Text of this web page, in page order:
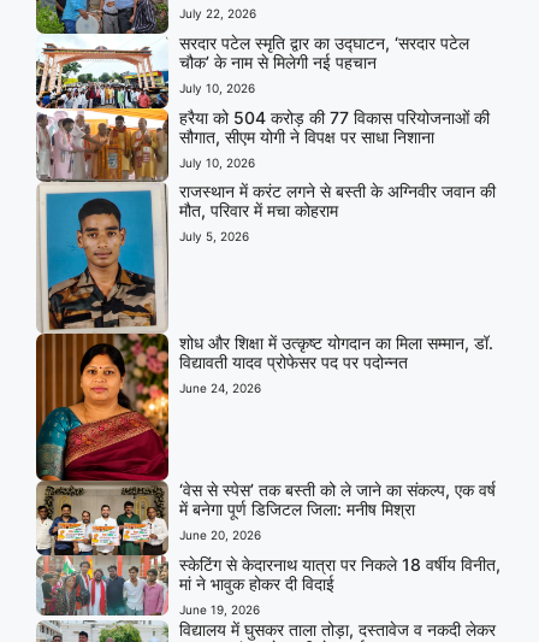
July 22, 2026
सरदार पटेल स्मृति द्वार का उद्घाटन, ‘सरदार पटेल
चौक’ के नाम से मिलेगी नई पहचान
July 10, 2026
हरैया को 504 करोड़ की 77 विकास परियोजनाओं की
सौगात, सीएम योगी ने विपक्ष पर साधा निशाना
July 10, 2026
राजस्थान में करंट लगने से बस्ती के अग्निवीर जवान की
मौत, परिवार में मचा कोहराम
July 5, 2026
शोध और शिक्षा में उत्कृष्ट योगदान का मिला सम्मान, डॉ.
विद्यावती यादव प्रोफेसर पद पर पदोन्नत
June 24, 2026
‘वेस से स्पेस’ तक बस्ती को ले जाने का संकल्प, एक वर्ष
में बनेगा पूर्ण डिजिटल जिला: मनीष मिश्रा
June 20, 2026
स्केटिंग से केदारनाथ यात्रा पर निकले 18 वर्षीय विनीत,
मां ने भावुक होकर दी विदाई
June 19, 2026
विद्यालय में घुसकर ताला तोड़ा, दस्तावेज व नकदी लेकर